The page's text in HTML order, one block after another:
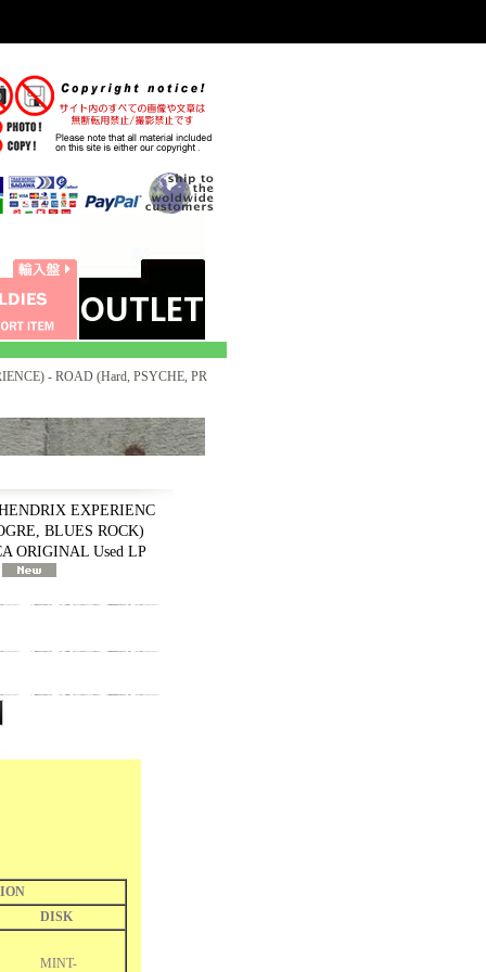
- ROAD (Hard, PSYCHE, PR
EXPERIENC
BLUES ROCK)
ORIGINAL Used LP
DISK
MINT-